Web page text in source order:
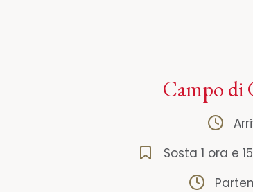
Campo di
Sosta 1 ora e